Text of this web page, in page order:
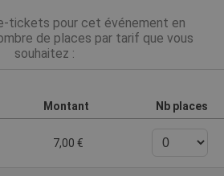
tickets pour cet événement en
de places par tarif que vous
souhaitez :
Montant Nb places
7,00